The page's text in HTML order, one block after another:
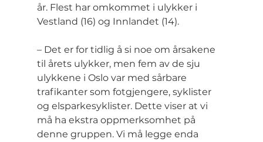
år. Flest har omkommet i ulykker i
Vestland (16) og Innlandet (14).
– Det er for tidlig å si noe om årsakene
til årets ulykker, men fem av de sju
ulykkene i Oslo var med sårbare
trafikanter som fotgjengere, syklister
og elsparkesyklister. Dette viser at vi
må ha ekstra oppmerksomhet på
denne gruppen. Vi må legge enda